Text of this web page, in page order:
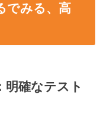
でみる、高
確なテスト